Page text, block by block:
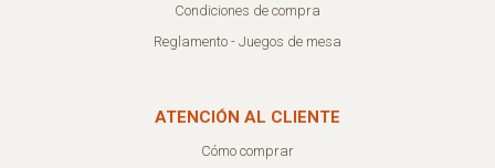
Condiciones de compra
Reglamento - Juegos de mesa
ATENCIÓN AL CLIENTE
Cómo comprar